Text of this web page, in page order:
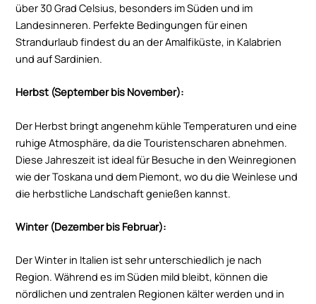
über 30 Grad Celsius, besonders im Süden und im
Landesinneren. Perfekte Bedingungen für einen
Strandurlaub findest du an der Amalfiküste, in Kalabrien
und auf Sardinien.
Herbst (September bis November):
Der Herbst bringt angenehm kühle Temperaturen und eine
ruhige Atmosphäre, da die Touristenscharen abnehmen.
Diese Jahreszeit ist ideal für Besuche in den Weinregionen
wie der Toskana und dem Piemont, wo du die Weinlese und
die herbstliche Landschaft genießen kannst.
Winter (Dezember bis Februar):
Der Winter in Italien ist sehr unterschiedlich je nach
Region. Während es im Süden mild bleibt, können die
nördlichen und zentralen Regionen kälter werden und in